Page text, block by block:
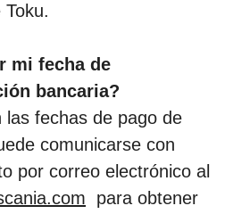
mi fecha de
bancaria?
las fechas de pago de
comunicarse con
por correo electrónico al
para obtener